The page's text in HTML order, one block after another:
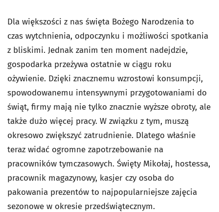
Dla większości z nas święta Bożego Narodzenia to
czas wytchnienia, odpoczynku i możliwości spotkania
z bliskimi. Jednak zanim ten moment nadejdzie,
gospodarka przeżywa ostatnie w ciągu roku
ożywienie. Dzięki znacznemu wzrostowi konsumpcji,
spowodowanemu intensywnymi przygotowaniami do
świąt, firmy mają nie tylko znacznie wyższe obroty, ale
także dużo więcej pracy. W związku z tym, muszą
okresowo zwiększyć zatrudnienie. Dlatego właśnie
teraz widać ogromne zapotrzebowanie na
pracowników tymczasowych. Święty Mikołaj, hostessa,
pracownik magazynowy, kasjer czy osoba do
pakowania prezentów to najpopularniejsze zajęcia
sezonowe w okresie przedświątecznym.